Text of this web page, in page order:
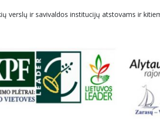
verslų ir savivaldos institucijų atstovams ir